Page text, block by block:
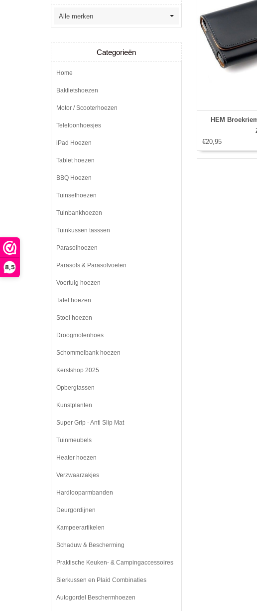
8,5
HEM
€20,95
Categorieën
Home
Bakfietshoezen
Motor / Scooterhoezen
Telefoonhoesjes
iPad Hoezen
Tablet hoezen
BBQ Hoezen
Tuinsethoezen
Tuinbankhoezen
Tuinkussen tasssen
Parasolhoezen
Parasols & Parasolvoeten
Voertuig hoezen
Tafel hoezen
Stoel hoezen
Droogmolenhoes
Schommelbank hoezen
Kerstshop 2025
Opbergtassen
Kunstplanten
Super Grip - Anti Slip Mat
Tuinmeubels
Heater hoezen
Verzwaarzakjes
Hardlooparmbanden
Deurgordijnen
Kampeerartikelen
Schaduw & Bescherming
Praktische Keuken- & Campingaccessoires
Sierkussen en Plaid Combinaties
Autogordel Beschermhoezen